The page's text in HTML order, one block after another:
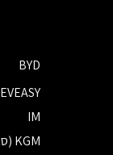
BYD
EVEASY
IM
KGM (סאנגיונג)